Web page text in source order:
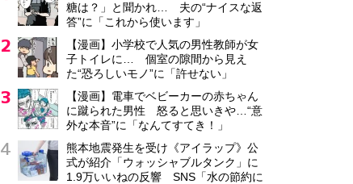
糖は？」と聞かれ… 夫の“ナイスな返
答”に「これから使います」
【漫画】小学校で人気の男性教師が女
子トイレに… 個室の隙間から見え
た“恐ろしいモノ”に「許せない」
【漫画】電車でベビーカーの赤ちゃん
に蹴られた男性 怒ると思いきや…“意
外な本音”に「なんてすてき！」
熊本地震発生を受け《アイラップ》公
式が紹介「ウォッシャブルタンク」に
1.9万いいねの反響 SNS「水の節約に